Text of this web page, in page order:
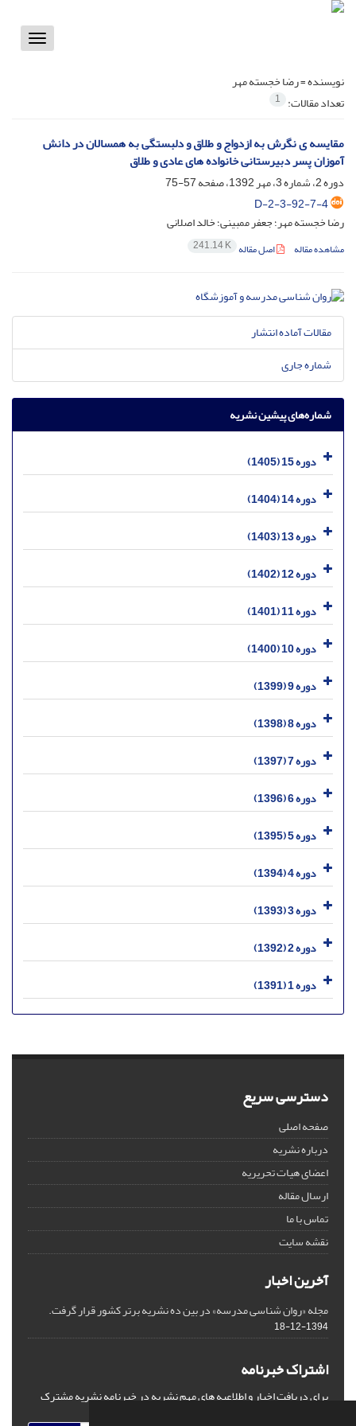
Toggle
نویسنده =رضا خجسته مهر
تعداد مقالات: 1
مقایسه ی نگرش به ازدواج و طلاق و دلبستگی به همسالان در دانش
آموزان پسر دبیرستانی خانواده های عادی و طلاق
دوره 2، شماره 3، مهر 1392، صفحه
57-75
D-2-3-92-7-4
رضا خجسته مهر؛ جعفر ممبینی؛ خالد اصلانی
مشاهده مقاله اصل مقاله 241.14 K
مقالات آماده انتشار
شماره جاری
شماره‌های پیشین نشریه
دوره 15 (1405)
دوره 14 (1404)
دوره 13 (1403)
دوره 12 (1402)
دوره 11 (1401)
دوره 10 (1400)
دوره 9 (1399)
دوره 8 (1398)
دوره 7 (1397)
دوره 6 (1396)
دوره 5 (1395)
دوره 4 (1394)
دوره 3 (1393)
دوره 2 (1392)
دوره 1 (1391)
دسترسی سریع
صفحه اصلی
درباره نشریه
اعضای هیات تحریریه
ارسال مقاله
تماس با ما
نقشه سایت
آخرین اخبار
مجله «روان شناسی مدرسه» در بین ده نشریه برتر کشور قرار گرفت.
1394-12-18
اشتراک خبرنامه
برای دریافت اخبار و اطلاعیه های مهم نشریه در خبرنامه نشریه مشترک